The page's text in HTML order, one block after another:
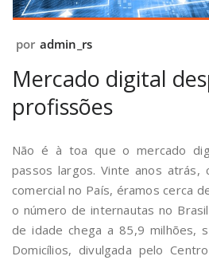
por admin_rs
Mercado digital
profissões
Não é à toa que o mercado
passos largos. Vinte anos atrás,
comercial no País, éramos cerca
o número de internautas no
de idade chega a 85,9 milhões,
Domicílios, divulgada pelo